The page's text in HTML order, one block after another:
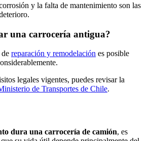
y la falta de mantenimiento son las
una carrocería antigua?
reparación y remodelación es posible
legales vigentes, puedes revisar la
de Transportes de Chile.
dura una carrocería de camión, es